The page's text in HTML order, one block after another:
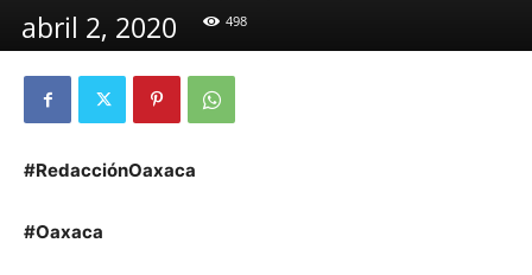
abril 2, 2020 498
#RedacciónOaxaca
#Oaxaca